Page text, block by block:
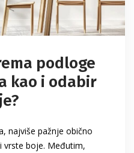
podloge
kao i odabir
najviše pažnje obično
vrste boje. Međutim,